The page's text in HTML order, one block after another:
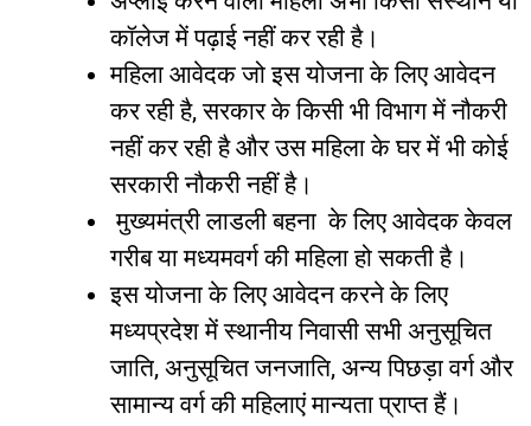
कॉलेज में पढ़ाई नहीं कर रही है।
महिला आवेदक जो इस योजना के लिए आवेदन
कर रही है,सरकार के किसी भी विभाग में नौकरी
नहीं कर रही है और उस महिला के घर में भी कोई
सरकारी नौकरी नहीं है।
मुख्यमंत्री लाडली बहना के लिए आवेदक केवल
गरीब या मध्यमवर्ग की महिला हो सकती है।
इसयोजना के लिए आवेदन करने के लिए
मध्यप्रदेश में स्थानीय निवासी सभी अनुसूचित
जाति, अनुसूचित जनजाति, अन्य पिछड़ा वर्ग और
सामान्य वर्ग की महिलाएं मान्यता प्राप्त हैं।